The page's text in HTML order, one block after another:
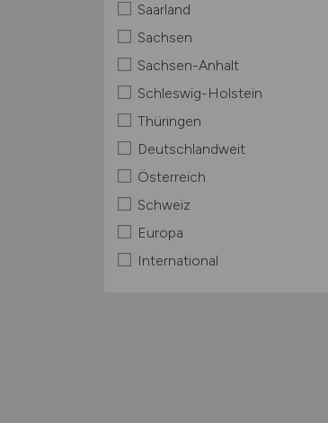
Saarland
Sachsen
Sachsen-Anhalt
Schleswig-Holstein
Thüringen
Deutschlandweit
Österreich
Schweiz
Europa
International